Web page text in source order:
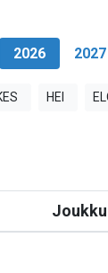
2026 2027
HEI